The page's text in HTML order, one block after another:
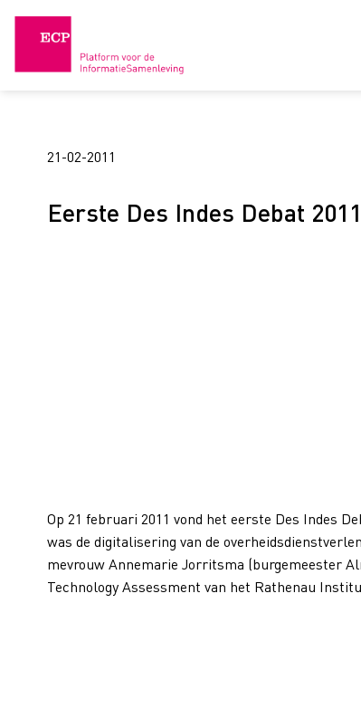
21-02-2011
Eerste Des Indes Debat 2011
Op 21 februari 2011 vond het eerste Des Indes
was de digitalisering van de
mevrouw Annemarie Jorritsma (burgemeester
Technology Assessment van het Rathenau